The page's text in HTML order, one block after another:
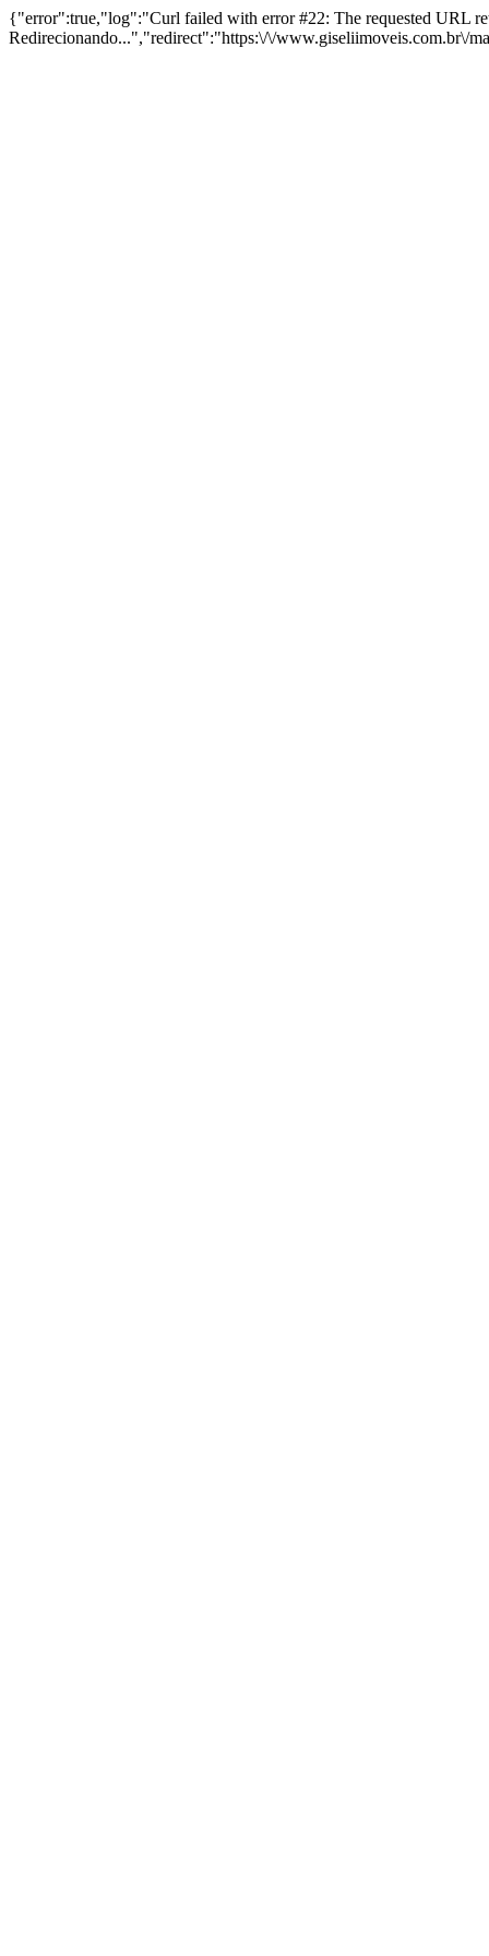
{"error":true,"log":"Curl failed with error #22: The requested URL
Redirecionando...","redirect":"https:\/\/www.giseliimoveis.com.br\/